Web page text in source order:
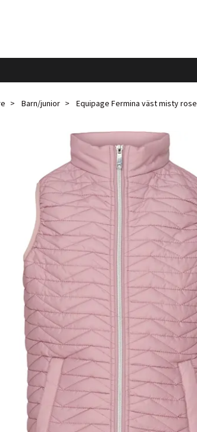
Barn/junior Equipage Fermina väst misty rose